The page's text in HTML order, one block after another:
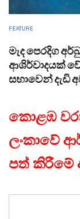
FEATURE
මැද පෙරදිග
ආශිර්වාදයක්
සභාවෙන් දැඩි
කොළඹ
ලංකාවේ
පත්